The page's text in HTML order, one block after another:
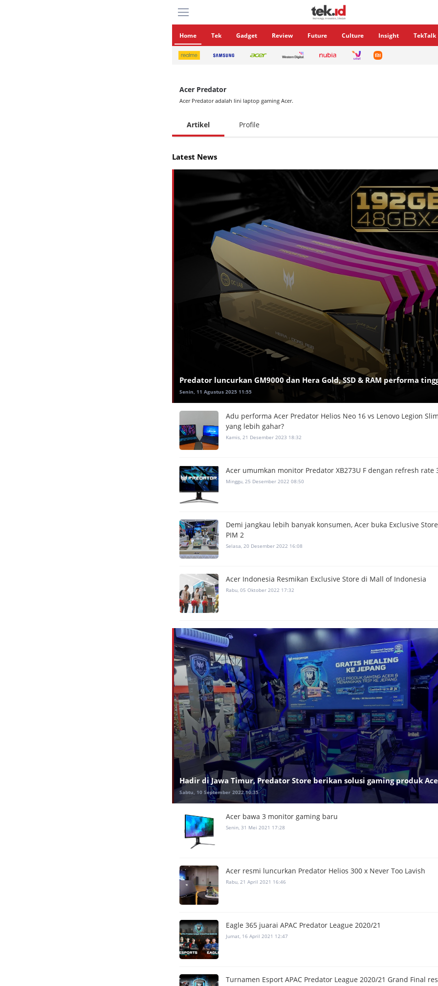
Home Tek Gadget Review Future Culture Insight TekTalk
Acer Predator
Acer Predator adalah lini laptop gaming Acer.
Artikel Profile
Latest News
Predator luncurkan GM9000 dan Hera Gold, SSD & RAM performa
Senin, 11 Agustus 2025 11:55
Adu performa Acer Predator Helios Neo 16 vs Lenovo Legion
yang lebih gahar?
Kamis, 21 Desember 2023 18:32
Acer umumkan monitor Predator XB273U F dengan refresh rate
Minggu, 25 Desember 2022 08:50
Demi jangkau lebih banyak konsumen, Acer buka Exclusive
PIM 2
Selasa, 20 Desember 2022 16:08
Acer Indonesia Resmikan Exclusive Store di Mall of Indonesia
Rabu, 05 Oktober 2022 17:32
Hadir di Jawa Timur, Predator Store berikan solusi gaming produk
Sabtu, 10 September 2022 10:35
Acer bawa 3 monitor gaming baru
Senin, 31 Mei 2021 17:28
Acer resmi luncurkan Predator Helios 300 x Never Too Lavish
Rabu, 21 April 2021 16:46
Eagle 365 juarai APAC Predator League 2020/21
Jumat, 16 April 2021 12:47
Turnamen Esport APAC Predator League 2020/21 Grand Final